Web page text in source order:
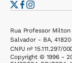
Rua Professor
Salvador - BA,
CNPJ nº 15.111.297/
Copyright © 1996 -